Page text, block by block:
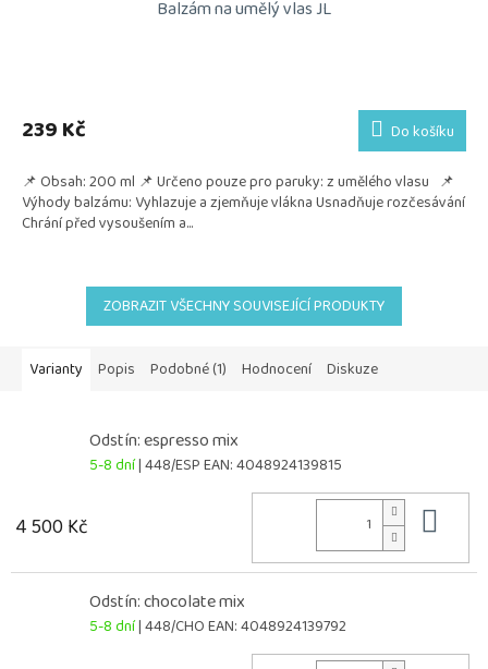
Balzám na umělý vlas JL
239 Kč Do košíku
📌 Obsah: 200 ml 📌 Určeno pouze pro paruky: z umělého vlasu 📌
Výhody balzámu: Vyhlazuje a zjemňuje vlákna Usnadňuje rozčesávání
Chrání před vysoušením a...
ZOBRAZIT VŠECHNY SOUVISEJÍCÍ PRODUKTY
Varianty Popis Podobné (1) Hodnocení Diskuze
Odstín: espresso mix
5-8 dní| 448/ESPEAN:4048924139815
4 500 Kč
Odstín: chocolate mix
5-8 dní| 448/CHOEAN:4048924139792